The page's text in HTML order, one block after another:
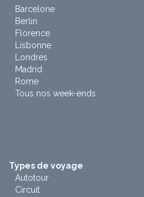
Barcelone
Berlin
Florence
Lisbonne
Londres
Madrid
Rome
Tous nos week-ends
Types de voyage
Autotour
Circuit